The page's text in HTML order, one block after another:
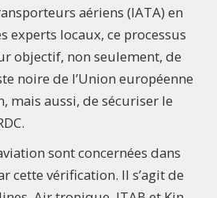
aériens (IATA) en
experts locaux, ce processus
objectif, non seulement, de
noire de l’Union européenne
mais aussi, de sécuriser le
sont concernées dans
cette vérification. Il s’agit de